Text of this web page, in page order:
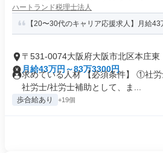
ハートランド税理士法人
【20〜30代のキャリア応援求人】月給
〒531-0074大阪府大阪市北区本庄東
月給43万円～83万3300円
求めている人材 【必須条件】 ①社
社労士/社労士補助として、ま...
歩合給あり +19個